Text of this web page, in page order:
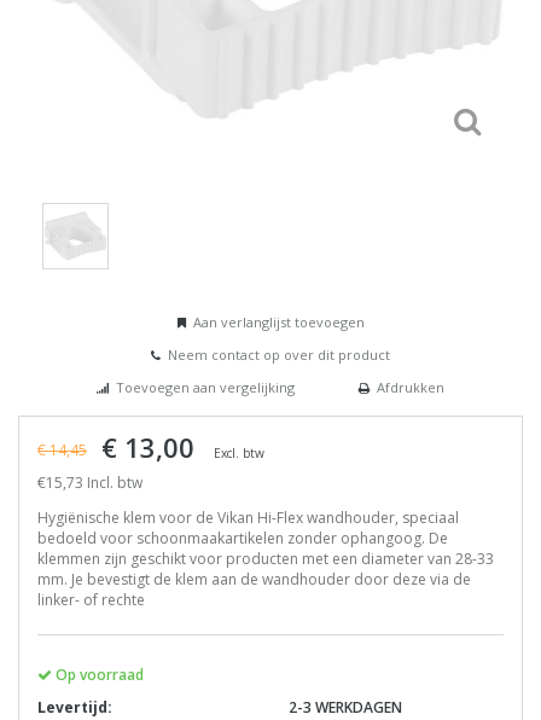
Aan verlanglijst toevoegen
Neem contact op over dit product
Toevoegen aan vergelijking
Afdrukken
€ 14,45 € 13,00 Excl. btw
€15,73 Incl. btw
Hygiënische klem voor de Vikan Hi-Flex wandhouder, speciaal
bedoeld voor schoonmaakartikelen zonder ophangoog. De
klemmen zijn geschikt voor producten met een diameter van 28-33
mm. Je bevestigt de klem aan de wandhouder door deze via de
linker- of rechte
Op voorraad
Levertijd:
2-3 WERKDAGEN